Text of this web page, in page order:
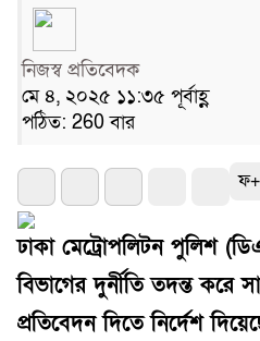
নিজস্ব প্রতিবেদক
মে ৪, ২০২৫ ১১:৩৫ পূর্বাহ্ণ
পঠিত: 260 বার
ফ+
ঢাকা মেট্রোপলিটন পুলিশ
বিভাগের দুর্নীতি তদন্ত করে
প্রতিবেদন দিতে নির্দেশ